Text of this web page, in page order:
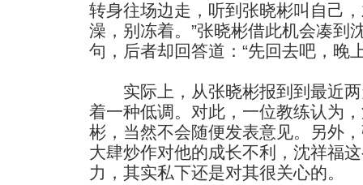
转身往场边走，听到张晓彬叫自己
澡，别冻着。”张晓彬借此机会凑到
句，后者却回答道：“先回去吧，晚
实际上，从张晓彬报到到最近两
着一种低调。对此，一位教练认为
彬，当然不会随便发表意见。另外
大肆炒作对他的成长不利，沈祥福
力，其实私下还是对其很关心的。